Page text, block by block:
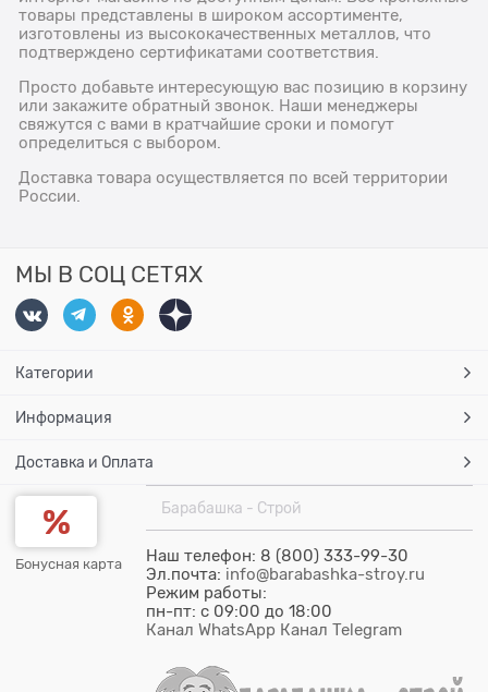
товары представлены в широком ассортименте,
изготовлены из высококачественных металлов, что
подтверждено сертификатами соответствия.
Просто добавьте интересующую вас позицию в корзину
или закажите обратный звонок. Наши менеджеры
свяжутся с вами в кратчайшие сроки и помогут
определиться с выбором.
Доставка товара осуществляется по всей территории
России.
МЫ В СОЦ СЕТЯХ
Категории
Информация
Доставка и Оплата
Бонусная карта
Барабашка - Строй
Наш телефон: 8 (800) 333-99-30
Эл.почта: info@barabashka-stroy.ru
Режим работы:
пн-пт: c 09:00 до 18:00
Канал WhatsApp Канал Telegram